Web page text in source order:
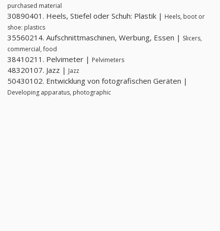
purchased material
30890401. Heels, Stiefel oder Schuh: Plastik | Heels, boot or
shoe: plastics
35560214. Aufschnittmaschinen, Werbung, Essen | Slicers,
commercial, food
38410211. Pelvimeter | Pelvimeters
48320107. Jazz | Jazz
50430102. Entwicklung von fotografischen Geräten |
Developing apparatus, photographic